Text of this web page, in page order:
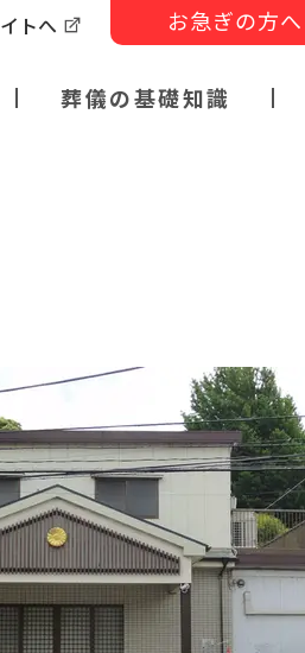
トへ お急ぎの方へ
葬儀の基礎知識